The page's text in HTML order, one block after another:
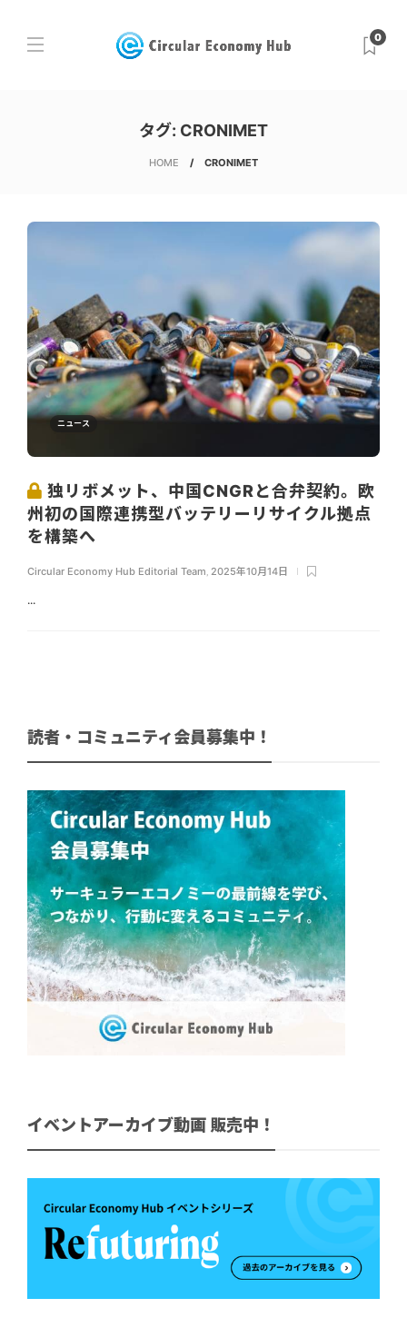
0
タグ: CRONIMET
HOME CRONIMET
ニュース
独リボメット、中国CNGRと合弁契約。欧
州初の国際連携型バッテリーリサイクル拠点
を構築へ
Circular Economy Hub Editorial Team 2025年10月14日
...
読者・コミュニティ会員募集中！
イベントアーカイブ動画 販売中！